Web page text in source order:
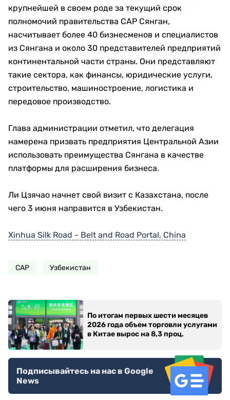
крупнейшей в своем роде за текущий срок
полномочий правительства САР Сянган,
насчитывает более 40 бизнесменов и специалистов
из Сянгана и около 30 представителей предприятий
континентальной части страны. Они представляют
такие сектора, как финансы, юридические услуги,
строительство, машиностроение, логистика и
передовое производство.
Глава администрации отметил, что делегация
намерена призвать предприятия Центральной Азии
использовать преимущества Сянгана в качестве
платформы для расширения бизнеса.
Ли Цзячао начнет свой визит с Казахстана, после
чего 3 июня направится в Узбекистан.
Xinhua Silk Road - Belt and Road Portal, China
САР Узбекистан
По итогам первых шести месяцев
2026 года объем торговли услугами
в Китае вырос на 8,3 проц.
Подписывайтесь на нас в Google
News